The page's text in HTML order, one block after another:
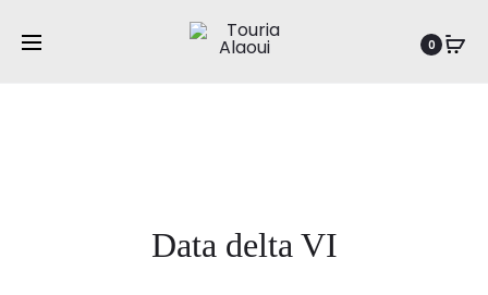
0
DATA
DELTA
Home Data delta VI
Data delta VI